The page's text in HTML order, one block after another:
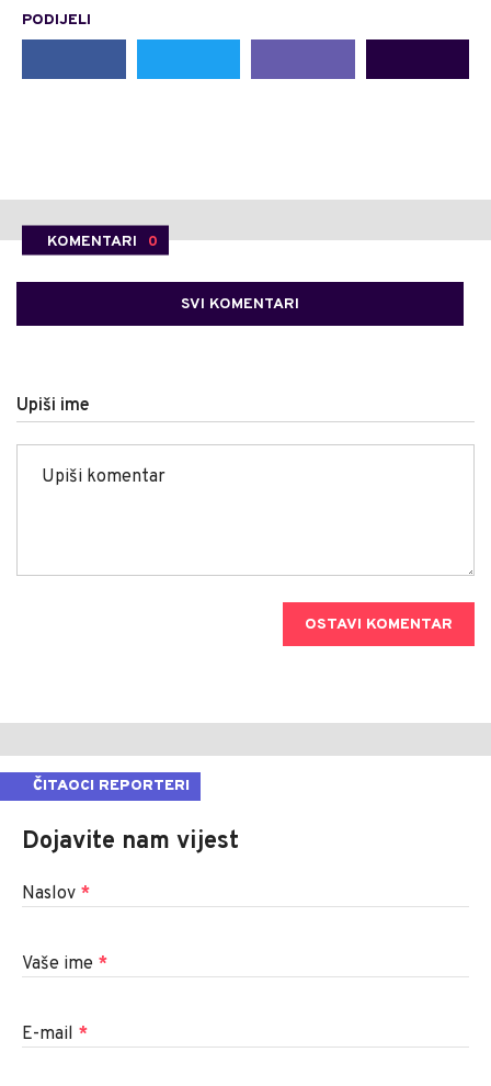
PODIJELI
KOMENTARI 0
SVI KOMENTARI
Upiši ime
OSTAVI KOMENTAR
ČITAOCI REPORTERI
Dojavite nam vijest
Naslov *
Vaše ime *
E-mail *